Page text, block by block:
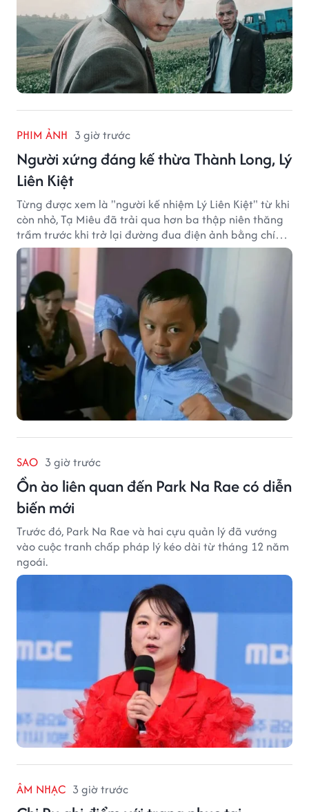
PHIM ẢNH 3 giờ trước
Người xứng đáng kế thừa Thành Long, Lý
Liên Kiệt
Từng được xem là "người kế nhiệm Lý Liên Kiệt" từ khi
còn nhỏ, Tạ Miêu đã trải qua hơn ba thập niên thăng
trầm trước khi trở lại đường đua điện ảnh bằng chính
sở trường võ thuật.
SAO 3 giờ trước
Ồn ào liên quan đến Park Na Rae có diễn
biến mới
Trước đó, Park Na Rae và hai cựu quản lý đã vướng
vào cuộc tranh chấp pháp lý kéo dài từ tháng 12 năm
ngoái.
ÂM NHẠC 3 giờ trước